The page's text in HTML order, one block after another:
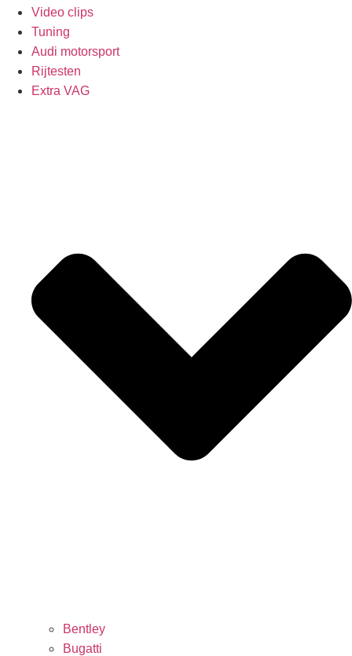
Video clips
Tuning
Audi motorsport
Rijtesten
Extra VAG
Bentley
Bugatti